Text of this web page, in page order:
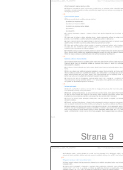
Strana 9